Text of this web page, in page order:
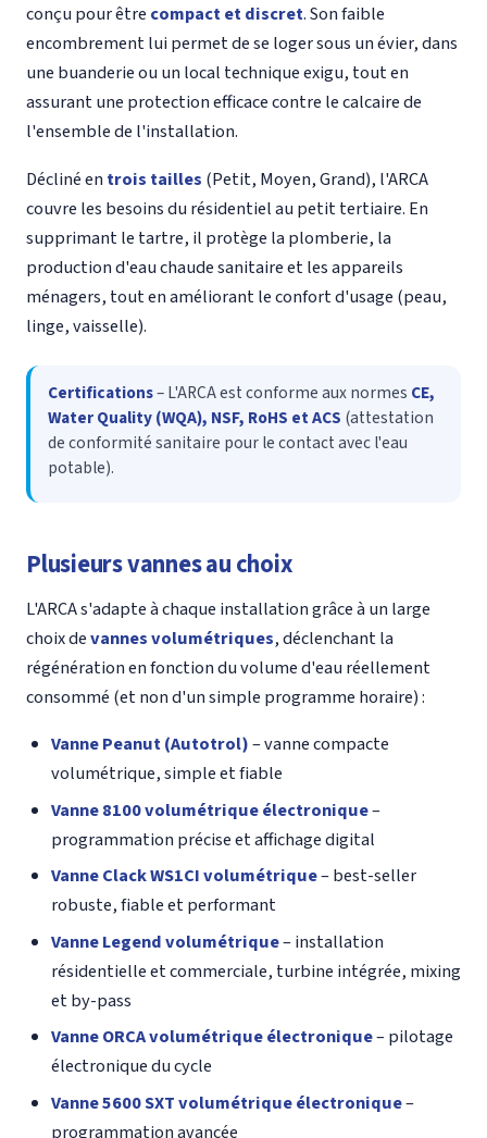
conçu pour être compact et discret. Son faible
encombrement lui permet de se loger sous un évier, dans
une buanderie ou un local technique exigu, tout en
assurant une protection efficace contre le calcaire de
l'ensemble de l'installation.
Décliné en trois tailles (Petit, Moyen, Grand), l'ARCA
couvre les besoins du résidentiel au petit tertiaire. En
supprimant le tartre, il protège la plomberie, la
production d'eau chaude sanitaire et les appareils
ménagers, tout en améliorant le confort d'usage (peau,
linge, vaisselle).
Certifications– L'ARCA est conforme aux normes CE,
Water Quality (WQA), NSF, RoHS et ACS (attestation
de conformité sanitaire pour le contact avec l'eau
potable).
Plusieurs vannes au choix
L'ARCA s'adapte à chaque installation grâce à un large
choix devannes volumétriques, déclenchant la
régénération en fonction du volume d'eau réellement
consommé (et non d'un simple programme horaire) :
Vanne Peanut (Autotrol)– vanne compacte
volumétrique, simple et fiable
Vanne 8100 volumétrique électronique–
programmation précise et affichage digital
Vanne Clack WS1CI volumétrique– best-seller
robuste, fiable et performant
Vanne Legend volumétrique– installation
résidentielle et commerciale, turbine intégrée, mixing
et by-pass
Vanne ORCA volumétrique électronique– pilotage
électronique du cycle
Vanne 5600 SXT volumétrique électronique–
programmation avancée